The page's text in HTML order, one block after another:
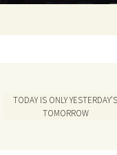
TODAY IS ONLY YESTERDAY'S
TOMORROW